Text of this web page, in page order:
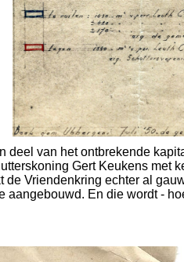
deel van het ontbrekende
Gert Keukens met
Vriendenkring echter al
aangebouwd. En die wordt -